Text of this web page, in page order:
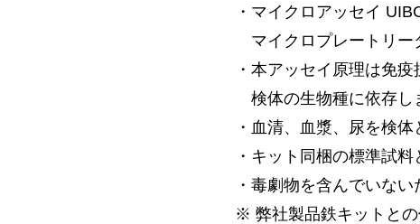
・マイクロアッセイ
マイクロプレートリー
・本アッセイ原理は免
検体の生物種に依存し
・血清、血漿、尿を検
・キット同梱の標準試
・毒劇物を含んでいな
※ 弊社製品鉄キットとの